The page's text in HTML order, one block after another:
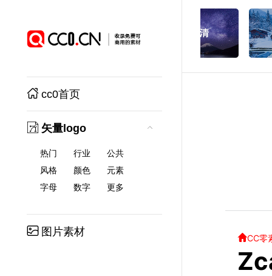
cc0首页
矢量logo
热门 行业
公共
风格
颜色
元素
字母
数字 更多
图片素材
CC零